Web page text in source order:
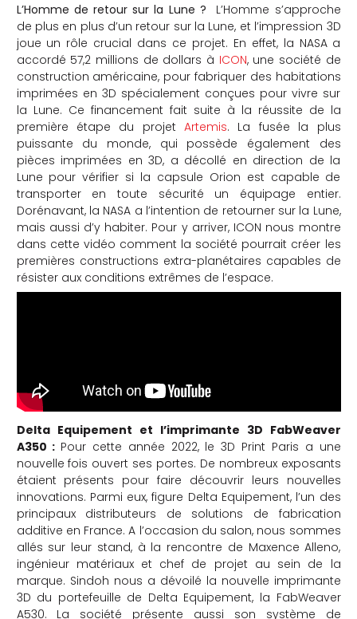
L’Homme de retour sur la Lune ? L’Homme s’approche
de plus en plus d’un retour sur la Lune, et l’impression 3D
joue un rôle crucial dans ce projet. En effet, la NASA a
accordé 57,2 millions de dollars à ICON, une société de
construction américaine, pour fabriquer des habitations
imprimées en 3D spécialement conçues pour vivre sur
la Lune. Ce financement fait suite à la réussite de la
première étape du projet Artemis. La fusée la plus
puissante du monde, qui possède également des
pièces imprimées en 3D, a décollé en direction de la
Lune pour vérifier si la capsule Orion est capable de
transporter en toute sécurité un équipage entier.
Dorénavant, la NASA a l’intention de retourner sur la Lune,
mais aussi d’y habiter. Pour y arriver, ICON nous montre
dans cette vidéo comment la société pourrait créer les
premières constructions extra-planétaires capables de
résister aux conditions extrêmes de l’espace.
Delta Equipement et l’imprimante 3D FabWeaver
A350 : Pour cette année 2022, le 3D Print Paris a une
nouvelle fois ouvert ses portes. De nombreux exposants
étaient présents pour faire découvrir leurs nouvelles
innovations. Parmi eux, figure Delta Equipement, l’un des
principaux distributeurs de solutions de fabrication
additive en France. A l’occasion du salon, nous sommes
allés sur leur stand, à la rencontre de Maxence Alleno,
ingénieur matériaux et chef de projet au sein de la
marque. Sindoh nous a dévoilé la nouvelle imprimante
3D du portefeuille de Delta Equipement, la FabWeaver
A530. La société présente aussi son système de